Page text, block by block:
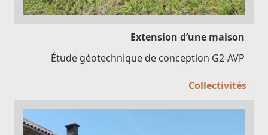
Extension d’une maison
Étude géotechnique de conception G2-AVP
Collectivités